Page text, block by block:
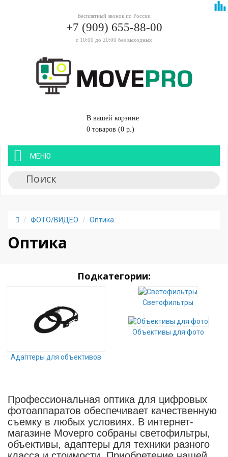
Бесплатный звонок по России
+7 (909) 655-88-00
с 10:00 до 20:00 без выходных
В вашей корзине
0 товаров (0 р.)
МЕНЮ
ФОТО/ВИДЕО Оптика
Оптика
Подкатегории:
Адаптеры для объективов
Светофильтры
Объективы для фото
Профессиональная оптика для цифровых
фотоаппаратов обеспечивает качественную
съемку в любых условиях. В интернет-
магазине Movepro собраны светофильтры,
объективы, адаптеры для техники разного